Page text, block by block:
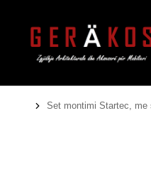
You are here:
Set montimi Startec, me